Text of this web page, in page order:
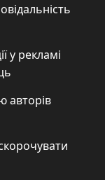
у рекламі
авторів